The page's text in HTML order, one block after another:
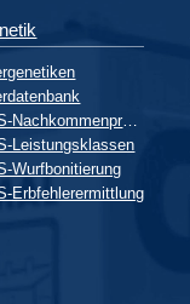
GFS-Nachkommenprüfung
Leistungsklassen
Wurfbonitierung
Erbfehlerermittlung